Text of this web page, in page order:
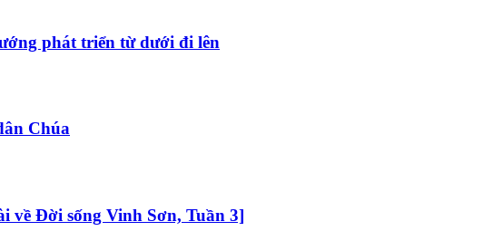
phát triển từ dưới đi lên
Chúa
về Đời sống Vinh Sơn, Tuần 3]